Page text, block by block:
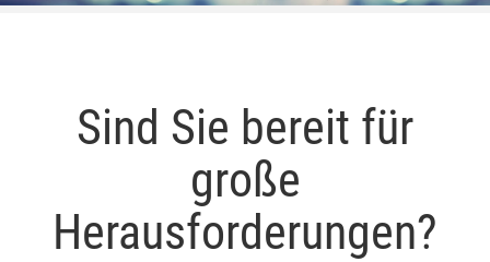
Sind Sie bereit für
große
Herausforderungen?